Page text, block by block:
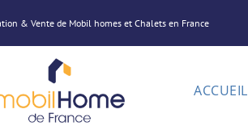
& Vente de Mobil homes et Chalets en France
ACCUEIL